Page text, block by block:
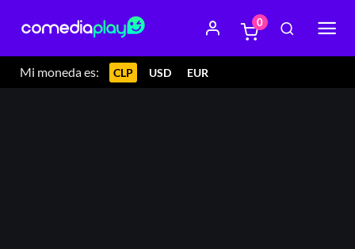
Mi moneda es: CLP USD EUR
0